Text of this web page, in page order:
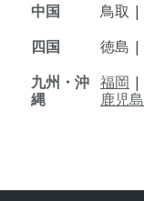
中国
鳥取 |
四国
徳島 |
九州・沖
縄
福岡 |
鹿児島